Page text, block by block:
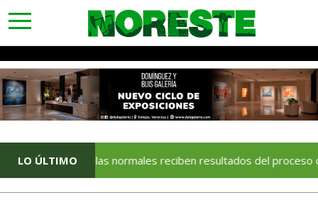
toggle
navigation
LO ÚLTIMO
Escuelas normales reciben resultados del proceso de